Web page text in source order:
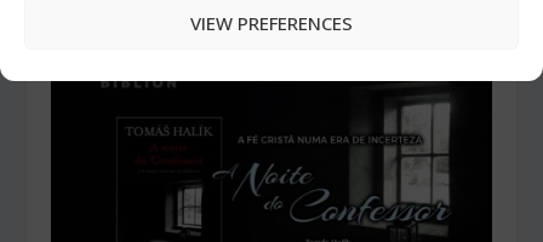
VIEW PREFERENCES
RELATED POSTS